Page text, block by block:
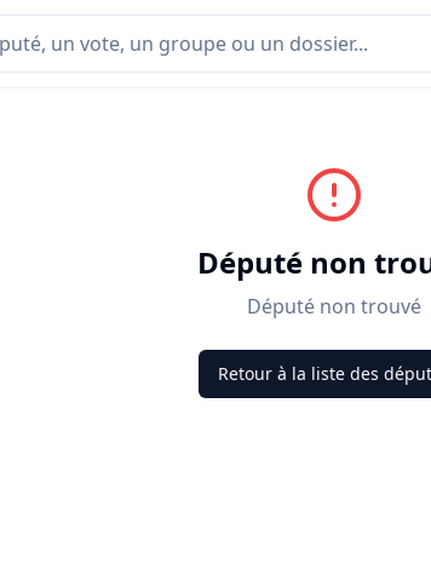
Député non
Député non trouvé
Retour à la liste des